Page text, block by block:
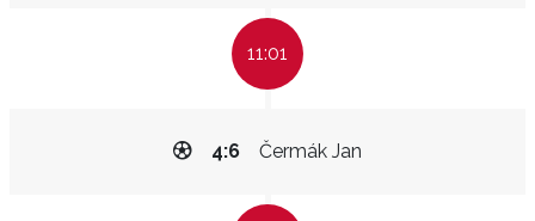
11:01
Čermák Jan
4:6